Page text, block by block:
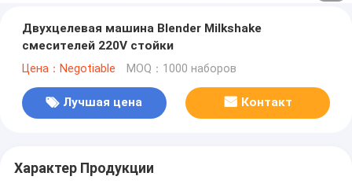
Двухцелевая машина Blender Milkshake
смесителей 220V стойки
Цена：Negotiable MOQ：1000 наборов
Лучшая цена Контакт
Характер Продукции